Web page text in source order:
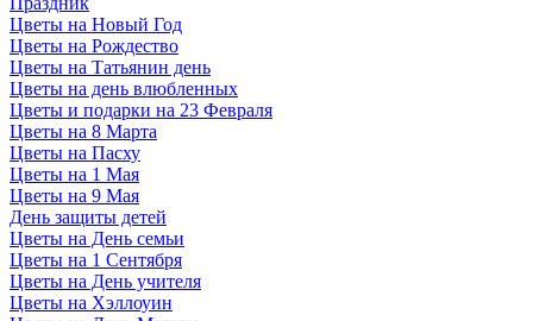
Цветы на Новый Год
Цветы на Рождество
Цветы на Татьянин день
Цветы на день влюбленных
Цветы и подарки на 23 Февраля
Цветы на 8 Марта
Цветы на Пасху
Цветы на 1 Мая
Цветы на 9 Мая
День защиты детей
Цветы на День семьи
Цветы на 1 Сентября
Цветы на День учителя
Цветы на Хэллоуин